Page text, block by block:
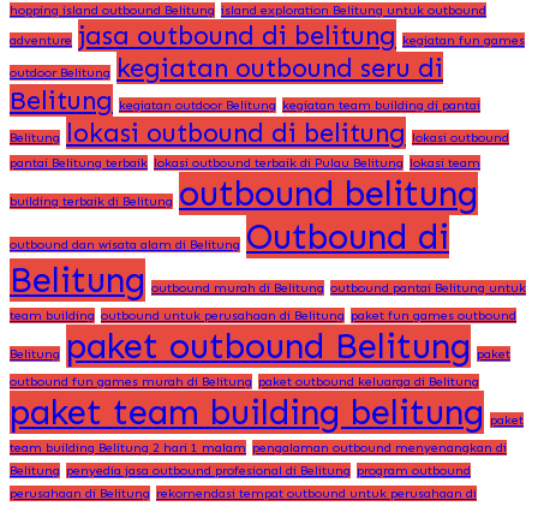
hopping island outbound Belitung island exploration Belitung untuk outbound
adventure jasa outbound di belitung kegiatan fun games
outdoor Belitung
kegiatan outbound seru di
Belitung
kegiatan outdoor Belitung kegiatan team building di pantai
Belitung lokasi outbound di belitung
lokasi outbound
pantai Belitung terbaik lokasi outbound terbaik di Pulau Belitung lokasi team
building terbaik di Belitung outbound belitung
outbound dan wisata alam di Belitung Outbound di
Belitung outbound murah di Belitung outbound pantai Belitung untuk
team building outbound untuk perusahaan di Belitung paket fun games outbound
Belitung paket outbound Belitung
paket
outbound fun games murah di Belitung paket outbound keluarga di Belitung
paket team building belitung
paket
team building Belitung 2 hari 1 malam pengalaman outbound menyenangkan di
Belitung penyedia jasa outbound profesional di Belitung program outbound
perusahaan di Belitung rekomendasi tempat outbound untuk perusahaan di